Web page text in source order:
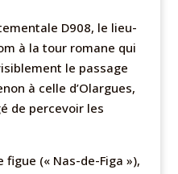
D908, le lieu-
à la tour romane qui
le passage
à celle d’Olargues,
de percevoir les
figue (« Nas-de-Figa »),